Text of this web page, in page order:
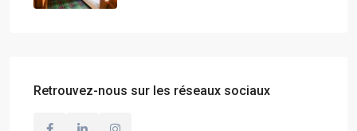
Retrouvez-nous sur les réseaux sociaux